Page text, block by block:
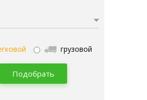
грузовой
Подобрать